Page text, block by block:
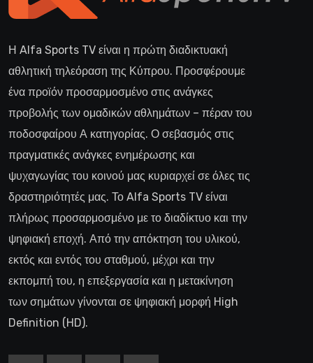
Η Alfa Sports TV είναι η πρώτη διαδικτυακή
αθλητική τηλεόραση της Κύπρου. Προσφέρουμε
ένα προϊόν προσαρμοσμένο στις ανάγκες
προβολής των ομαδικών αθλημάτων – πέραν του
ποδοσφαίρου Α κατηγορίας. Ο σεβασμός στις
πραγματικές ανάγκες ενημέρωσης και
ψυχαγωγίας του κοινού μας κυριαρχεί σε όλες τις
δραστηριότητές μας. Το Alfa Sports TV είναι
πλήρως προσαρμοσμένο με το διαδίκτυο και την
ψηφιακή εποχή. Από την απόκτηση του υλικού,
εκτός και εντός του σταθμού, μέχρι και την
εκπομπή του, η επεξεργασία και η μετακίνηση
των σημάτων γίνονται σε ψηφιακή μορφή High
Definition (HD).